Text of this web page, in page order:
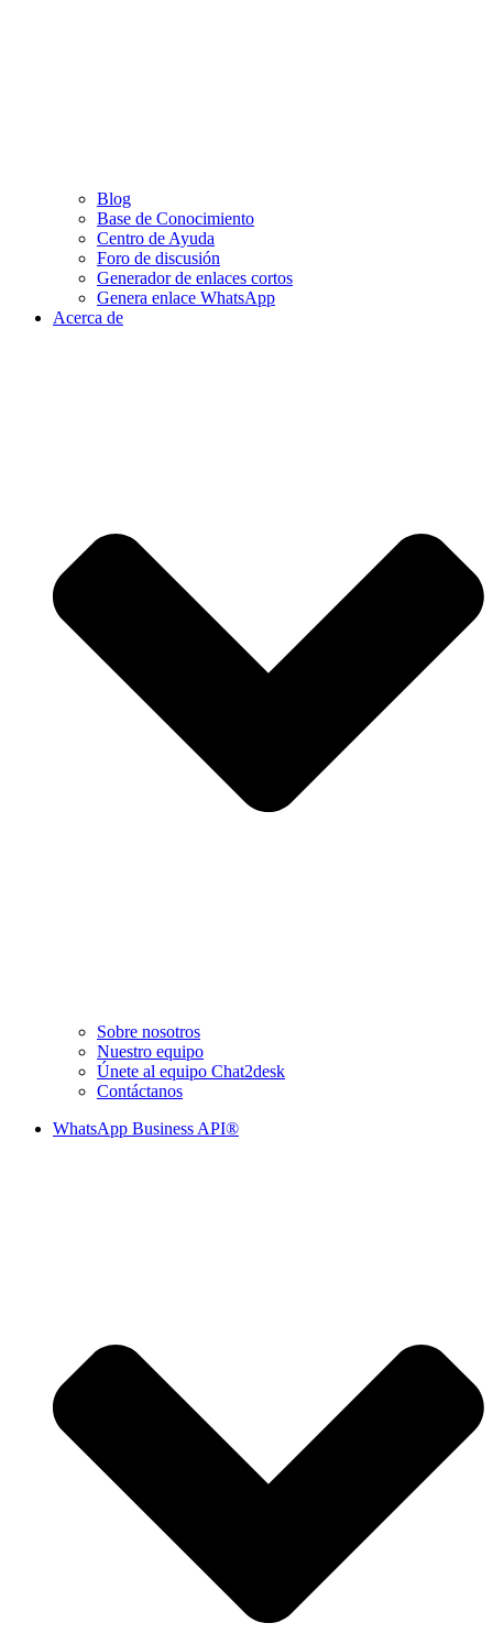
Blog
Base de Conocimiento
Centro de Ayuda
Foro de discusión
Generador de enlaces cortos
Genera enlace WhatsApp
Acerca de
Sobre nosotros
Nuestro equipo
Únete al equipo Chat2desk
Contáctanos
WhatsApp Business API®